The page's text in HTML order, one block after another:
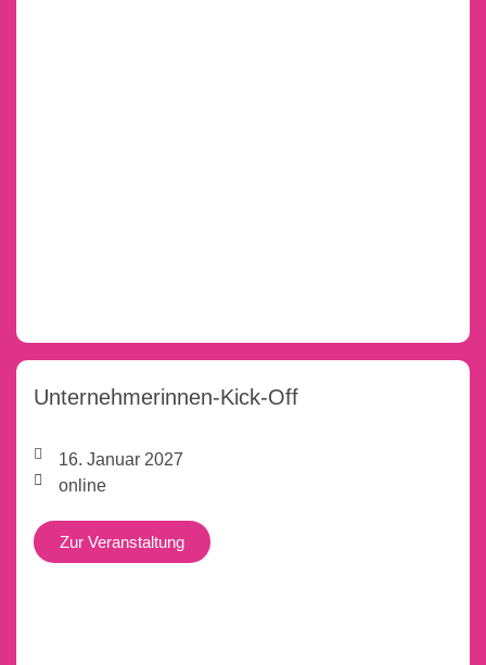
Unternehmerinnen-Kick-Off
16. Januar 2027
online
Zur Veranstaltung